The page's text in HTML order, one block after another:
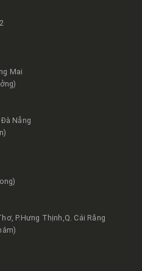
Mai
Nẵng
P.Hưng Thịnh,Q. Cái Răng